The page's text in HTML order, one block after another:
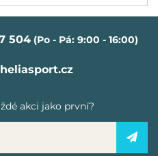
504 (Po - Pá: 9:00 - 16:00)
akci jako první?